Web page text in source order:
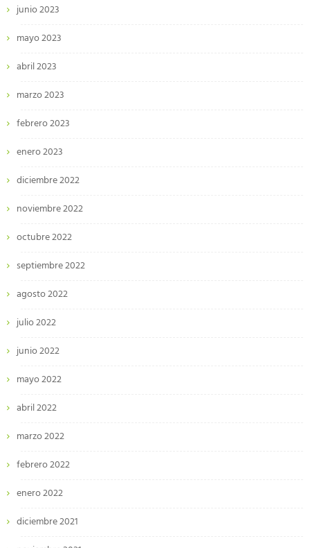
junio 2023
mayo 2023
abril 2023
marzo 2023
febrero 2023
enero 2023
diciembre 2022
noviembre 2022
octubre 2022
septiembre 2022
agosto 2022
julio 2022
junio 2022
mayo 2022
abril 2022
marzo 2022
febrero 2022
enero 2022
diciembre 2021